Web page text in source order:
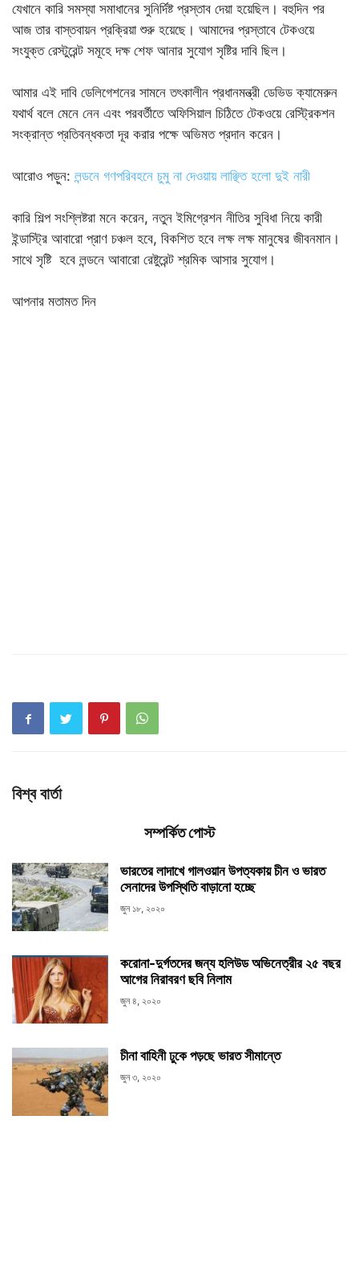
যেখানে কারি সমস্যা সমাধানের সুনির্দিষ্ট প্রস্তাব দেয়া হয়েছিল। বহুদিন পর
আজ তার বাস্তবায়ন প্রক্রিয়া শুরু হয়েছে। আমাদের প্রস্তাবে টেকওয়ে
সংযুক্ত রেস্টুরেন্ট সমূহে দক্ষ শেফ আনার সুযোগ সৃষ্টির দাবি ছিল।
আমার এই দাবি ডেলিগেশনের সামনে তৎকালীন প্রধানমন্ত্রী ডেভিড ক্যামেরুন
যথার্থ বলে মেনে নেন এবং পরবর্তীতে অফিসিয়াল চিঠিতে টেকওয়ে রেস্ট্রিকশন
সংক্রান্ত প্রতিবন্ধকতা দূর করার পক্ষে অভিমত প্রদান করেন।
আরোও পড়ুন: লন্ডনে গণপরিবহনে চুমু না দেওয়ায় লাঞ্ছিত হলো দুই নারী
কারি শিল্প সংশ্লিষ্টরা মনে করেন, নতুন ইমিগ্রেশন নীতির সুবিধা নিয়ে কারী
ইন্ডাস্ট্রি আবারো প্রাণ চঞ্চল হবে, বিকশিত হবে লক্ষ লক্ষ মানুষের জীবনমান।
সাথে সৃষ্টি হবে লন্ডনে আবারো রেষ্টুরেন্ট শ্রমিক আসার সুযোগ।
আপনার মতামত দিন
বিশ্ব বার্তা
সম্পর্কিত পোস্ট
ভারতের লাদাখে গালওয়ান উপত্যকায় চীন ও ভারত
সেনাদের উপস্থিতি বাড়ানো হচ্ছে
জুন ১৮, ২০২০
করোনা-দুর্গতদের জন্য হলিউড অভিনেত্রীর ২৫ বছর
আগের নিরাবরণ ছবি নিলাম
জুন ৪, ২০২০
চীনা বাহিনী ঢুকে পড়ছে ভারত সীমান্তে
জুন ৩, ২০২০